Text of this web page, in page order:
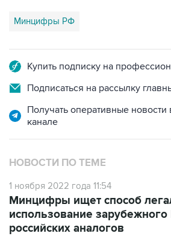
Минцифры РФ
Купить подписку на
Подписаться на рассылку
Получать оперативные
канале
НОВОСТИ ПО ТЕМЕ
1 ноября 2022 года 11:54
Минцифры ищет способ
использование
российских аналогов